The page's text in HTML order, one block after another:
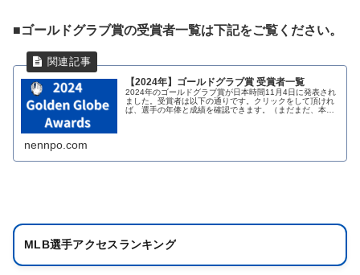
■ゴールドグラブ賞の受賞者一覧は下記をご覧ください。
【2024年】ゴールドグラブ賞 受賞者一覧
2024年のゴールドグラブ賞が日本時間11月4日に発表され
ました。受賞者は以下の通りです。クリックをして頂けれ
ば、選手の年俸と成績を確認できます。（まだまだ、本サ
nennpo.com
MLB選手アクセスランキング